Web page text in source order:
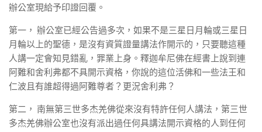
辦公室現給予印證回覆。
第一， 辦公室已經公告過多次，如果不是三星日月輪或三星日
月輪以上的聖德，是沒有資質證量講法作開示的，只要聽這種
人講一定會知見錯亂，罪業上身。釋迦牟尼佛在經書上說到連
阿難和舍利弗都不具開示資格，你說的這位活佛和一些法王和
仁波且有誰超得過阿難尊者？更況舍利弗？
第二， 南無第三世多杰羌佛從來沒有特許任何人講法，第三世
多杰羌佛辦公室也沒有派出過任何具講法開示資格的人到任何